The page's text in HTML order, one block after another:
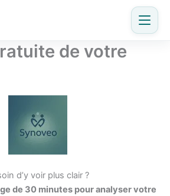
de votre
d’y voir plus clair ?
de 30 minutes pour analyser votre